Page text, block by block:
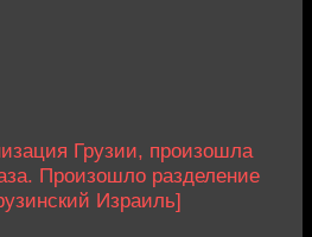
Грузии, произошла
Произошло разделение
Израиль]